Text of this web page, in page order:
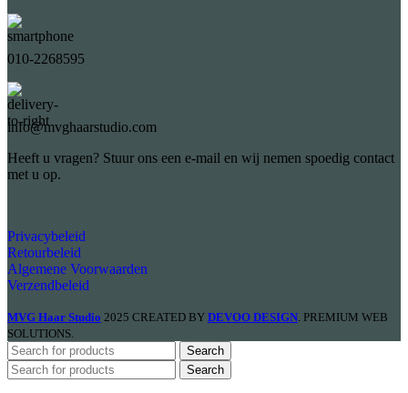
010-2268595
info@mvghaarstudio.com
Heeft u vragen? Stuur ons een e-mail en wij nemen spoedig contact
met u op.
Privacybeleid
Retourbeleid
Algemene Voorwaarden
Verzendbeleid
MVG Haar Studio 2025 CREATED BY DEVOO DESIGN. PREMIUM WEB
SOLUTIONS.
Search
Search